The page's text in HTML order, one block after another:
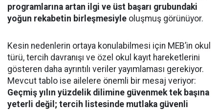
programlarına artan ilgi ve üst başarı grubundaki
yoğun rekabetin birleşmesiyle oluşmuş görünüyor.
Kesin nedenlerin ortaya konulabilmesi için MEB’in okul
türü, tercih davranışı ve özel okul kayıt hareketlerini
gösteren daha ayrıntılı veriler yayımlaması gerekiyor.
Mevcut tablo ise ailelere önemli bir mesaj veriyor:
Geçmiş yılın yüzdelik dilimine güvenmek tek başına
yeterli değil; tercih listesinde mutlaka güvenli